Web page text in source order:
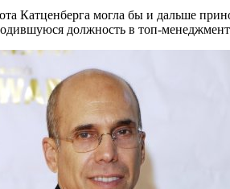
Катценберга могла бы и дальше
должность в топ-